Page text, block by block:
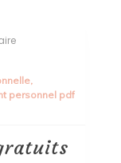
on
PDF
gratuits
développement
personnel
,
personnel pdf